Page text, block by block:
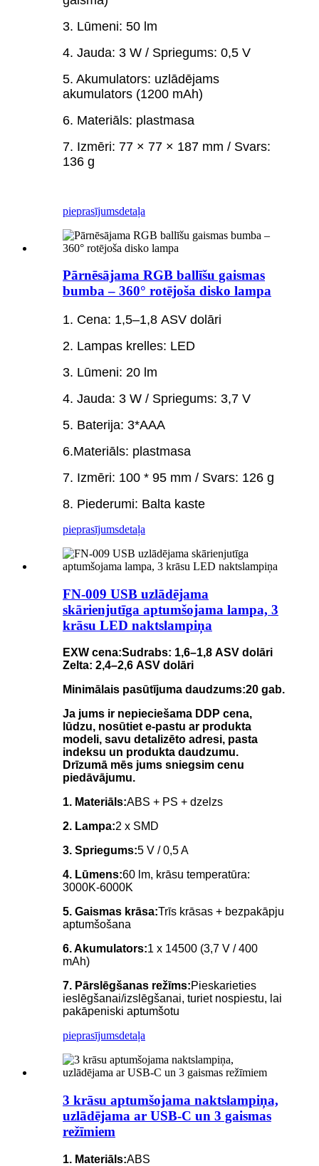
3. Lūmeni: 50 lm
4. Jauda: 3 W / Spriegums: 0,5 V
5. Akumulators: uzlādējams
akumulators (1200 mAh)
6. Materiāls: plastmasa
7. Izmēri: 77 × 77 × 187 mm / Svars:
136 g
pieprasījumsdetaļa
Pārnēsājama RGB ballīšu gaismas
bumba – 360° rotējoša disko lampa
1. Cena: 1,5–1,8 ASV dolāri
2. Lampas krelles: LED
3. Lūmeni: 20 lm
4. Jauda: 3 W / Spriegums: 3,7 V
5. Baterija: 3*AAA
6.Materiāls: plastmasa
7. Izmēri: 100 * 95 mm / Svars: 126 g
8. Piederumi: Balta kaste
pieprasījumsdetaļa
FN-009 USB uzlādējama
skārienjutīga aptumšojama lampa, 3
krāsu LED naktslampiņa
EXW cena:Sudrabs: 1,6–1,8 ASV dolāri
Zelta: 2,4–2,6 ASV dolāri
Minimālais pasūtījuma daudzums:20 gab.
Ja jums ir nepieciešama DDP cena,
lūdzu, nosūtiet e-pastu ar produkta
modeli, savu detalizēto adresi, pasta
indeksu un produkta daudzumu.
Drīzumā mēs jums sniegsim cenu
piedāvājumu.
1. Materiāls:ABS + PS + dzelzs
2. Lampa:2 x SMD
3. Spriegums:5 V / 0,5 A
4. Lūmens:60 lm, krāsu temperatūra:
3000K-6000K
5. Gaismas krāsa:Trīs krāsas + bezpakāpju
aptumšošana
6. Akumulators:1 x 14500 (3,7 V / 400
mAh)
7. Pārslēgšanas režīms:Pieskarieties
ieslēgšanai/izslēgšanai, turiet nospiestu, lai
pakāpeniski aptumšotu
pieprasījumsdetaļa
3 krāsu aptumšojama naktslampiņa,
uzlādējama ar USB-C un 3 gaismas
režīmiem
1. Materiāls:ABS